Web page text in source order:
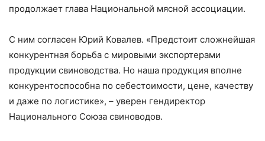
продолжает глава Национальной мясной ассоциации.
С ним согласен Юрий Ковалев. «Предстоит сложнейшая
конкурентная борьба с мировыми экспортерами
продукции свиноводства. Но наша продукция вполне
конкурентоспособна по себестоимости, цене, качеству
и даже по логистике», – уверен гендиректор
Национального Союза свиноводов.